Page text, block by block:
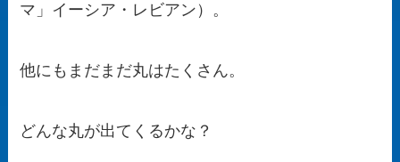
マ」イーシア・レビアン）。
他にもまだまだ丸はたくさん。
どんな丸が出てくるかな？